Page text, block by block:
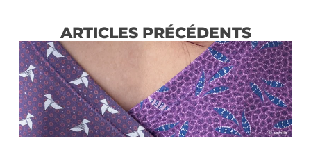
ARTICLES PRÉCÉDENTS